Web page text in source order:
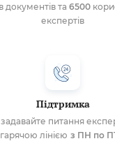
документів та 6500
експертів
Підтримка
питання
лінією з ПН по